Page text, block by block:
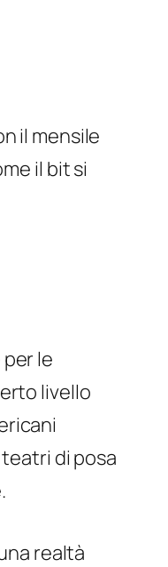
il mensile
il bit si
le
livello
di posa
realtà